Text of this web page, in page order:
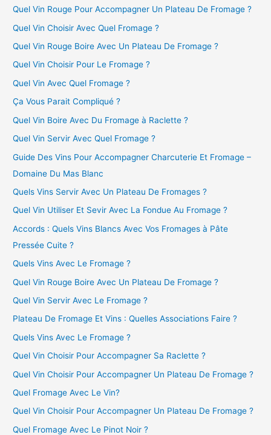
Quel Vin Rouge Pour Accompagner Un Plateau De Fromage ?
Quel Vin Choisir Avec Quel Fromage ?
Quel Vin Rouge Boire Avec Un Plateau De Fromage ?
Quel Vin Choisir Pour Le Fromage ?
Quel Vin Avec Quel Fromage ?
Ça Vous Parait Compliqué ?
Quel Vin Boire Avec Du Fromage à Raclette ?
Quel Vin Servir Avec Quel Fromage ?
Guide Des Vins Pour Accompagner Charcuterie Et Fromage –
Domaine Du Mas Blanc
Quels Vins Servir Avec Un Plateau De Fromages ?
Quel Vin Utiliser Et Sevir Avec La Fondue Au Fromage ?
Accords : Quels Vins Blancs Avec Vos Fromages à Pâte
Pressée Cuite ?
Quels Vins Avec Le Fromage ?
Quel Vin Rouge Boire Avec Un Plateau De Fromage ?
Quel Vin Servir Avec Le Fromage ?
Plateau De Fromage Et Vins : Quelles Associations Faire ?
Quels Vins Avec Le Fromage ?
Quel Vin Choisir Pour Accompagner Sa Raclette ?
Quel Vin Choisir Pour Accompagner Un Plateau De Fromage ?
Quel Fromage Avec Le Vin?
Quel Vin Choisir Pour Accompagner Un Plateau De Fromage ?
Quel Fromage Avec Le Pinot Noir ?